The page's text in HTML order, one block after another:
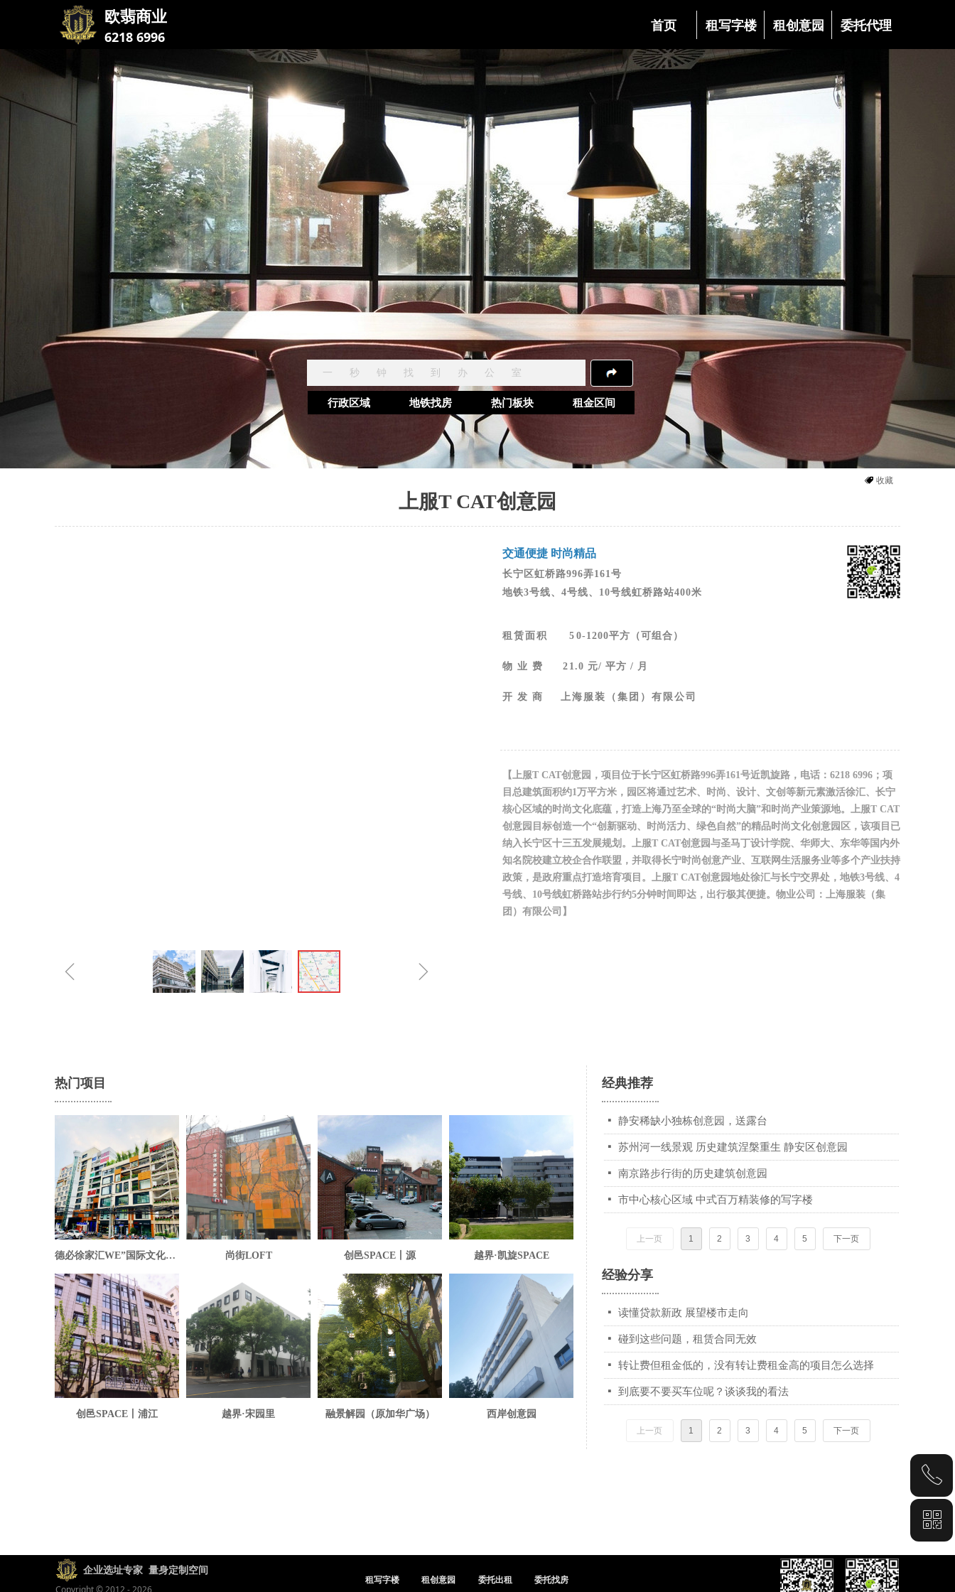
欧翡商业
6218 6996
首页 租写字楼 租创意园 委托代理
行政区域 地铁找房 热门板块 租金区间
녒
行政区域 地铁找房 热门板块 租金区间
上服T CAT创意园
ꁆ ꁇ
【上服T CAT创意园，项目位于长宁区虹桥路996弄161号近凯旋路，电话：6218 6996；项
目总建筑面积约1万平方米，园区将通过艺术、时尚、设计、文创等新元素激活徐汇、长宁
核心区域的时尚文化底蕴，打造上海乃至全球的“时尚大脑”和时尚产业策源地。上服T CAT
创意园目标创造一个“创新驱动、时尚活力、绿色自然”的精品时尚文化创意园区，该项目已
纳入长宁区十三五发展规划。上服T CAT创意园与圣马丁设计‌‌学院、华师大、东华等国内外
知名院校建立校企合作联盟，并取得长宁时尚创意产业、互联网生活服务业等多个产业扶持
政策，是政府重点打造培育项目。上服T CAT创意园地处徐汇与长宁交界处，地铁3号线、4
号线、10号线虹桥路站步行约5分钟时间即达，出行极其便捷。物业公司：上海服装（集
团）有限公司】
经验分享
넷 读懂贷款新政 展望楼市走向
넷 碰到这些问题，租赁合同无效
넷 转让费但租金低的，没有转让费租金高的项目怎么选择
넷 到底要不要买车位呢？谈谈我的看法
上一页 1 2 3 4 5 下一页
넷 静安稀缺小独栋创意园，送露台
넷 苏州河一线景观 历史建筑涅槃重生 静安区创意园
넷 南京路步行街的历史建筑创意园
넷 市中心核心区域 中式百万精装修的写字楼
上一页 1 2 3 4 5 下一页
交通便捷 时尚精品
长宁区虹桥路996弄161号
地铁3号线、4号线、10号线虹桥路站400米
租赁面积 5 0-1200平方（可组合）
物 业 费 21.0 元/ 平方 / 月
开 发 商 上海服装（集团）有限公司
德必徐家汇WE”国际文化创意中心 尚街LOFT 创邑SPACE丨源 越界·凯旋SPACE
创邑SPACE丨浦江 越界·宋园里 融景解园（原加华广场） 西岸创意园
热门项目
뀄 收藏
经典推荐
企业选址专家 量身定制空间
租写字楼 租创意园 委托出租 委托找房
Copyright © 2012 - 2026
ꂅ
6218 6996
ꀥ